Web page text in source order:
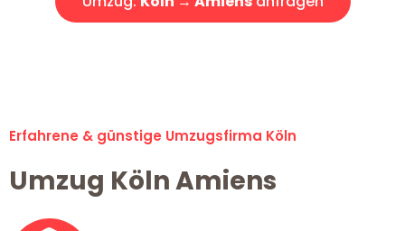
Erfahrene & günstige Umzugsfirma Köln
Umzug Köln Amiens